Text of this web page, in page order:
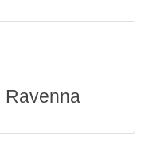
Ravenna